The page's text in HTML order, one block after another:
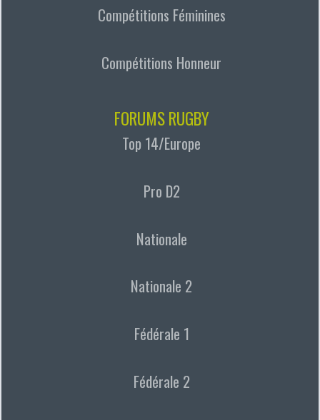
Compétitions Féminines
Compétitions Honneur
FORUMS RUGBY
Top 14/Europe
Pro D2
Nationale
Nationale 2
Fédérale 1
Fédérale 2